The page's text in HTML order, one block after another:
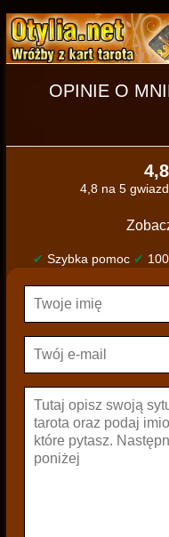
OPINIE O
4,8
4,8 na 5
✔ Szybka pomoc ✔